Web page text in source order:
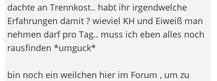
dachte an Trennkost.. habt ihr irgendwelche
Erfahrungen damit ? wieviel KH und Eiweiß man
nehmen darf pro Tag.. muss ich eben alles noch
rausfinden *umguck*
bin noch ein weilchen hier im Forum , um zu